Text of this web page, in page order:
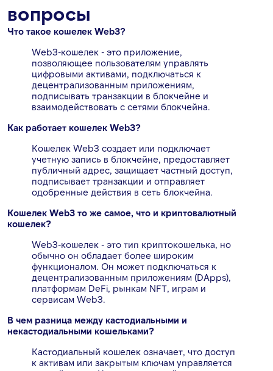
вопросы
Что такое кошелек Web3?
Web3-кошелек - это приложение,
позволяющее пользователям управлять
цифровыми активами, подключаться к
децентрализованным приложениям,
подписывать транзакции в блокчейне и
взаимодействовать с сетями блокчейна.
Как работает кошелек Web3?
Кошелек Web3 создает или подключает
учетную запись в блокчейне, предоставляет
публичный адрес, защищает частный доступ,
подписывает транзакции и отправляет
одобренные действия в сеть блокчейна.
Кошелек Web3 то же самое, что и криптовалютный
кошелек?
Web3-кошелек - это тип криптокошелька, но
обычно он обладает более широким
функционалом. Он может подключаться к
децентрализованным приложениям (DApps),
платформам DeFi, рынкам NFT, играм и
сервисам Web3.
В чем разница между кастодиальными и
некастодиальными кошельками?
Кастодиальный кошелек означает, что доступ
к активам или закрытым ключам управляется